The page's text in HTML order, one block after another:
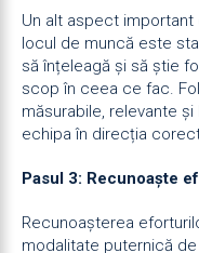
Un alt aspect
locul de muncă este
să înțeleagă și să știe
scop în ceea ce fac.
măsurabile, relevante
echipa în direcția
Pasul 3: Recunoaște
Recunoașterea
modalitate puternică